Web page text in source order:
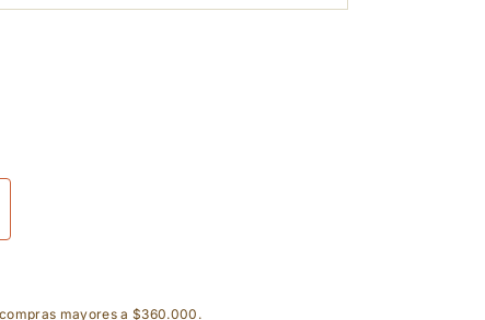
mayores a $360.000.